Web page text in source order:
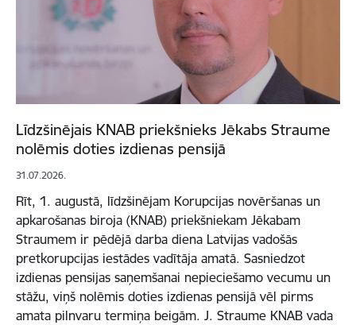
Līdzšinējais KNAB priekšnieks Jēkabs Straume
nolēmis doties izdienas pensijā
31.07.2026.
Rīt, 1. augustā, līdzšinējam Korupcijas novēršanas un
apkarošanas biroja (KNAB) priekšniekam Jēkabam
Straumem ir pēdējā darba diena Latvijas vadošās
pretkorupcijas iestādes vadītāja amatā. Sasniedzot
izdienas pensijas saņemšanai nepieciešamo vecumu un
stāžu, viņš nolēmis doties izdienas pensijā vēl pirms
amata pilnvaru termiņa beigām. J. Straume KNAB vada